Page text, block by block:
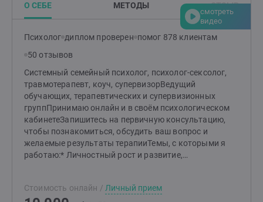
смотреть
видео
О СЕБЕ МЕТОДЫ ОТЗЫВ
Психолог диплом проверен помог 878 клиентам
50 отзывов
Системный семейный психолог, психолог-сексолог,
травмотерапевт, коуч, супервизорВедущий
обучающих, терапевтических и супервизионных
группПринимаю онлайн и в своём психологическом
кабинетеЗапишитесь на первичную консультацию,
чтобы познакомиться, обсудить ваш вопрос и
желаемые результаты терапииТемы, с которыми я
работаю:* Личностный рост и развитие,
НЕТПроблемы в общенииСложные чувства - вина,
Стоимость онлайн / Личный прием